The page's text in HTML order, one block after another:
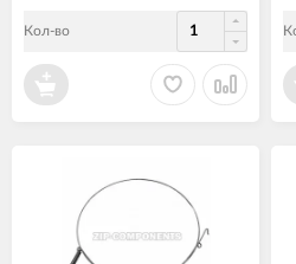
Кол-во